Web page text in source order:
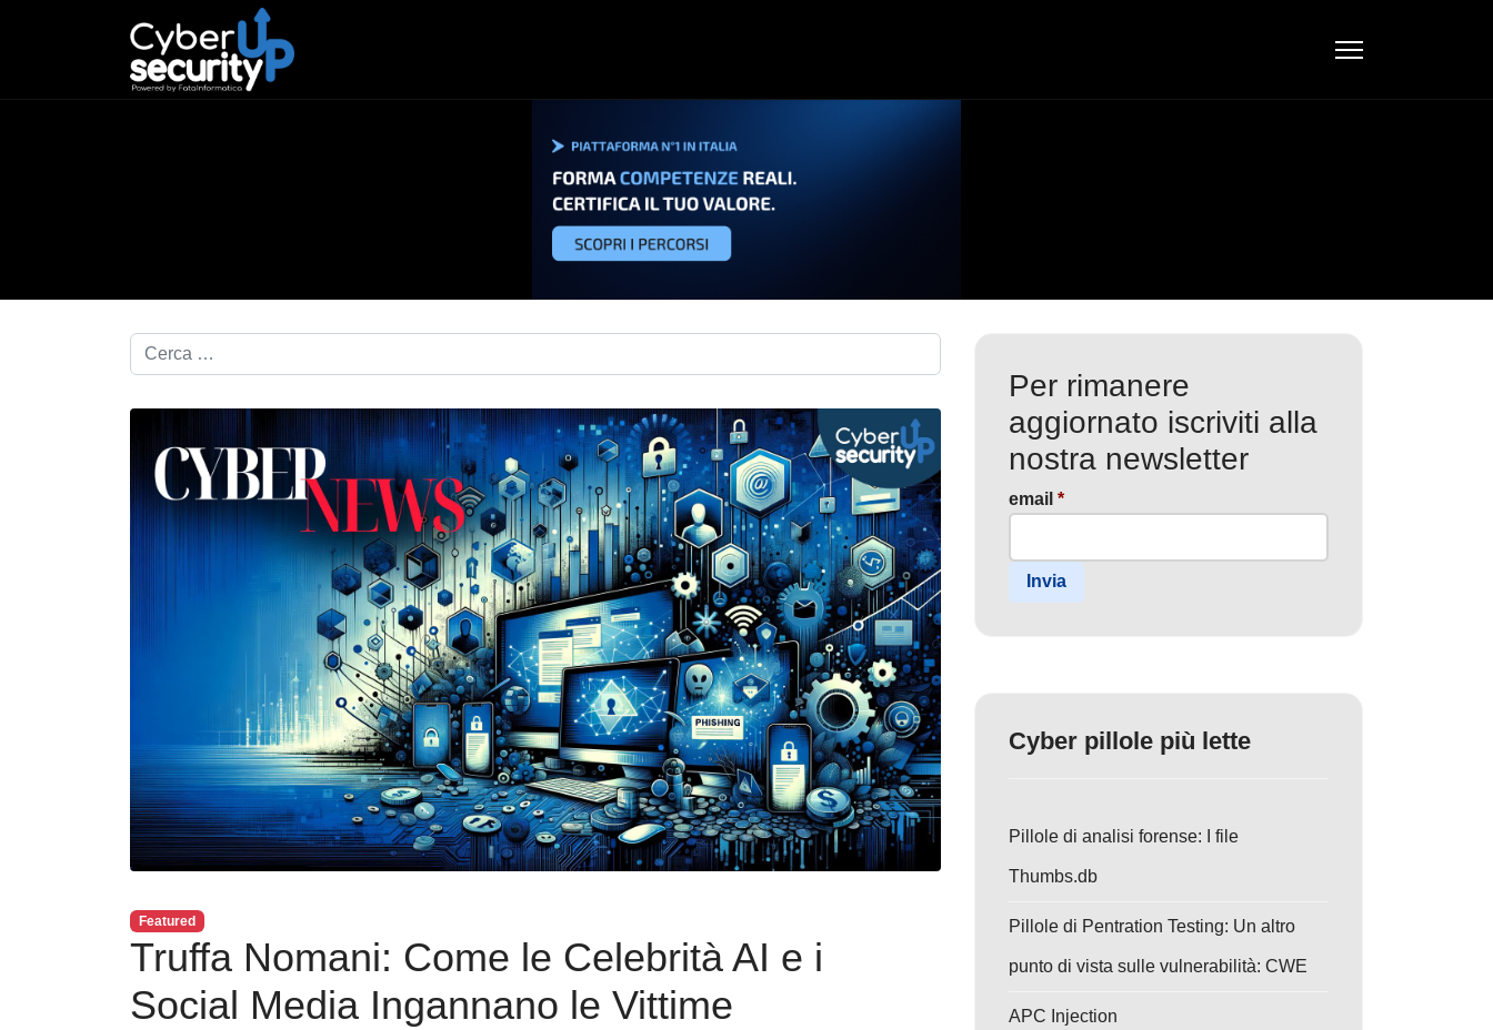
Cerca nel blog...
Featured
Truffa Nomani: Come le Celebrità AI e i
Social Media Ingannano le Vittime
Per rimanere
aggiornato iscriviti alla
nostra newsletter
email *
Invia
Cyber pillole più lette
Pillole di analisi forense: I file
Thumbs.db
Pillole di Pentration Testing: Un altro
punto di vista sulle vulnerabilità: CWE
APC Injection